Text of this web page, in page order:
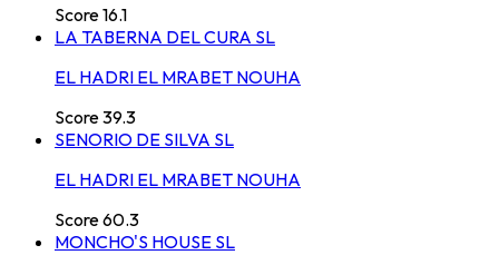
Score16.1
LA TABERNA DEL CURA SL
EL HADRI EL MRABET NOUHA
Score39.3
SENORIO DE SILVA SL
EL HADRI EL MRABET NOUHA
Score60.3
MONCHO'S HOUSE SL